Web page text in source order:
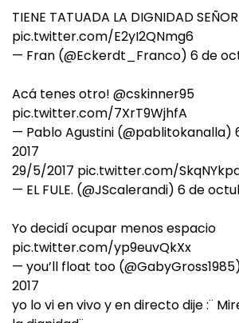
TIENE TATUADA LA DIGNIDAD
pic.twitter.com/E2yI2QNmg6
— Fran (@Eckerdt_Franco) 6 de
Acá tenes otro! @cskinner95
pic.twitter.com/7XrT9WjhfA
— Pablo Agustini (@pablitokanalla)
2017
29/5/2017 pic.twitter.com/
— EL FULE. (@JScalerandi) 6 de
Yo decidí ocupar menos espacio
pic.twitter.com/yp9euvQkXx
— you’ll float too
2017
yo lo vi en vivo y en directo dije :¨